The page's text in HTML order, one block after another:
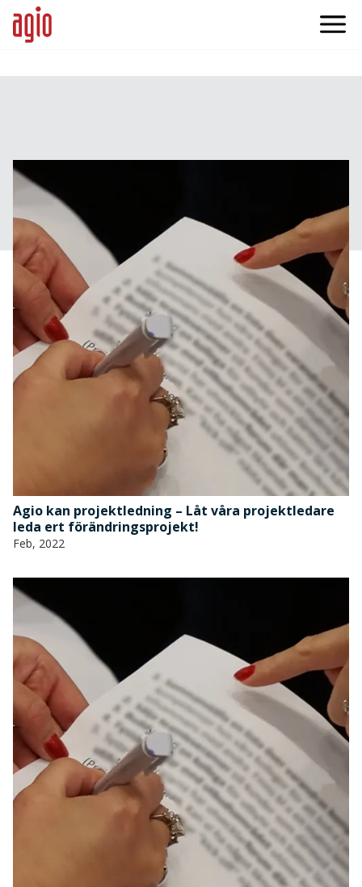
Agio kan projektledning – Låt våra projektledare
leda ert förändringsprojekt!
Feb, 2022